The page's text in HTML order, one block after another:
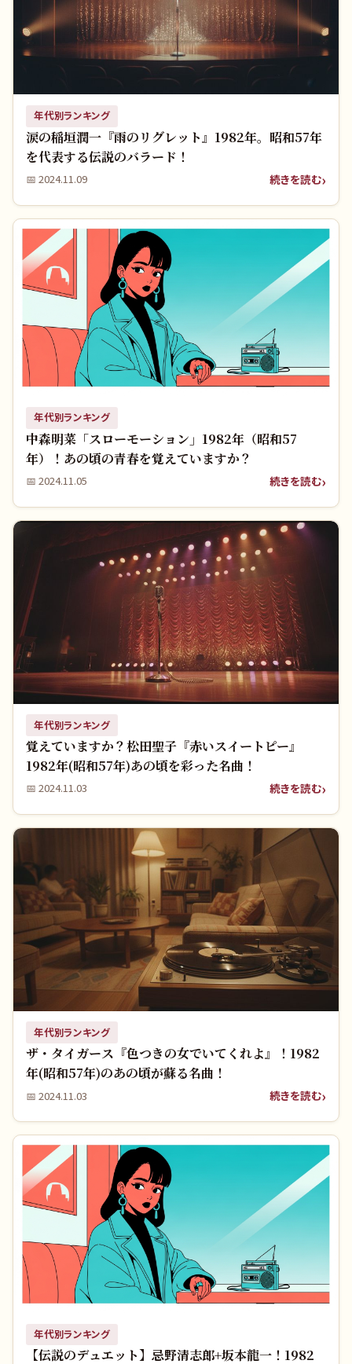
年代別ランキング
涙の稲垣潤一『雨のリグレット』1982年。昭和57年
を代表する伝説のバラード！
📅 2024.11.09 続きを読む
年代別ランキング
中森明菜「スローモーション」1982年（昭和57
年）！あの頃の青春を覚えていますか？
📅 2024.11.05 続きを読む
年代別ランキング
覚えていますか？松田聖子『赤いスイートピー』
1982年(昭和57年)あの頃を彩った名曲！
📅 2024.11.03 続きを読む
年代別ランキング
ザ・タイガース『色つきの女でいてくれよ』！1982
年(昭和57年)のあの頃が蘇る名曲！
📅 2024.11.03 続きを読む
年代別ランキング
【伝説のデュエット】忌野清志郎+坂本龍一！1982